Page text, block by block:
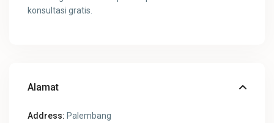
konsultasi gratis.
Alamat
Address: Palembang